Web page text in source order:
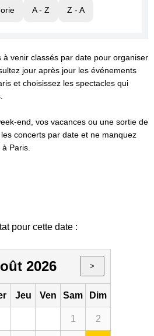
A - Z Z - A
à venir classés par date pour organiser
jour après jour les événements
et choisissez les spectacles qui
end, vos vacances ou une sortie de
concerts par date et ne manquez
Paris.
pour cette date :
2026 >
Jeu Ven Sam Dim
1 2